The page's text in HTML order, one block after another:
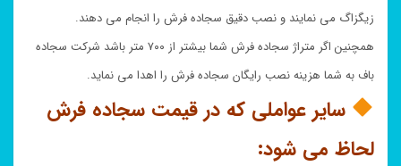
زیگزاگ می نمایند و نصب دقیق سجاده فرش را انجام می دهند.
همچنین اگر متراژ سجاده فرش شما بیشتر از ۷۰۰ متر باشد شرکت سجاده
باف به شما هزینه نصب رایگان سجاده فرش را اهدا می نماید.
سایر عواملی که در قیمت سجاده فرش
لحاظ می شود: